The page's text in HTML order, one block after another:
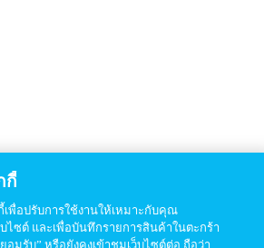
กี้
เพื่อปรับการใช้งานให้เหมาะกับคุณ
บไซต์ และเพื่อบันทึกรายการสินค้าในตะกร้า
มรับ” หรือยังคงเข้าชมเว็บไซต์ต่อ ถือว่า